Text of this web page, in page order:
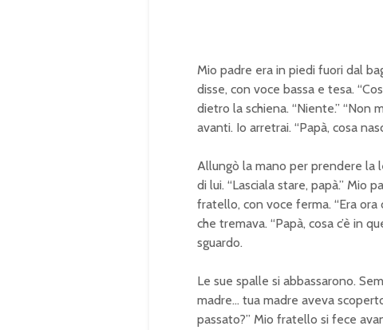
Mio padre era in piedi fuori dal
disse, con voce bassa e tesa.
dietro la schiena. “Niente.” “Non
avanti. Io arretrai. “Papà, cosa
Allungò la mano per prendere la
di lui. “Lasciala stare, papà.” Mio
fratello, con voce ferma. “Era ora
che tremava. “Papà, cosa c’è in
sguardo.
Le sue spalle si abbassarono.
madre… tua madre aveva
passato?” Mio fratello si fece